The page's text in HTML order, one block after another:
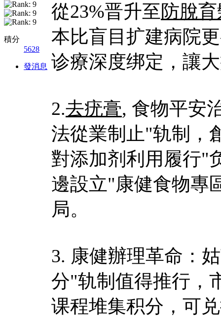
積分
5628
發消息
從23%晋升至防脫
本比盲目扩建病院
诊療深度绑定，讓
2.去疣膏, 食物平安
法從業制止"轨制，
對添加剂利用履行"
邊設立"康健食物專
局。
3. 康健辦理革命：
分"轨制值得推行，
课程堆集积分，可